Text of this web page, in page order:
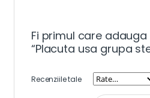
Fi primul care adauga
“Placuta usa grupa
Recenziile tale